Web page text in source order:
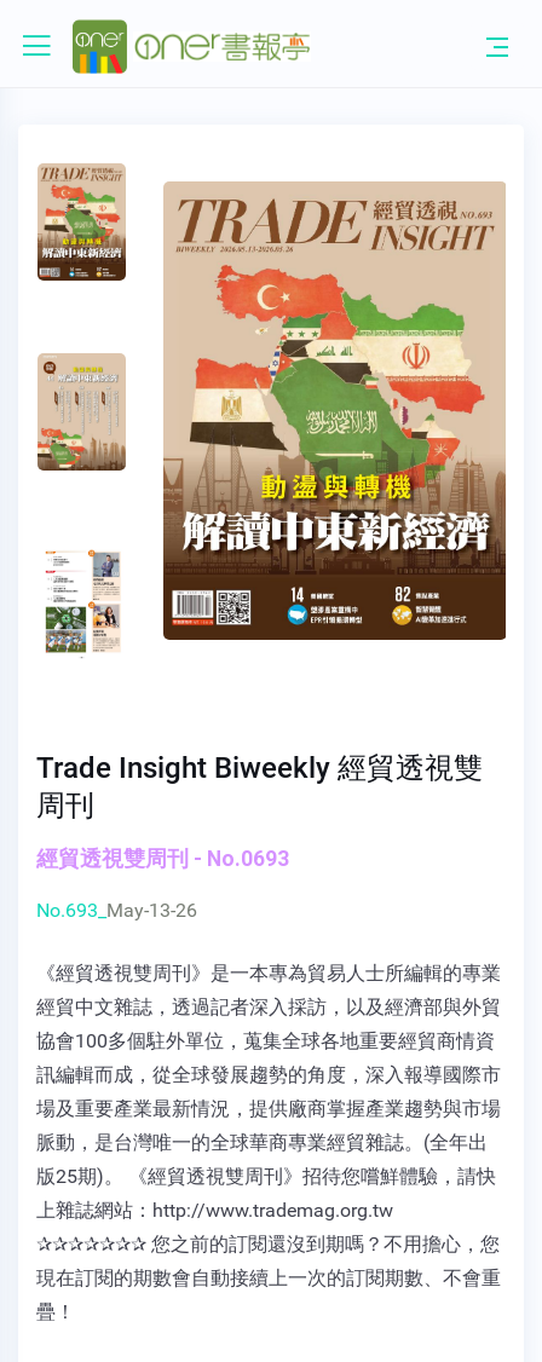
Trade Insight Biweekly 經貿透視雙
周刊
經貿透視雙周刊 - No.0693
No.693_ May-13-26
《經貿透視雙周刊》是一本專為貿易人士所編輯的專業
經貿中文雜誌，透過記者深入採訪，以及經濟部與外貿
協會100多個駐外單位，蒐集全球各地重要經貿商情資
訊編輯而成，從全球發展趨勢的角度，深入報導國際市
場及重要產業最新情況，提供廠商掌握產業趨勢與市場
脈動，是台灣唯一的全球華商專業經貿雜誌。(全年出
版25期)。 《經貿透視雙周刊》招待您嚐鮮體驗，請快
上雜誌網站：http://www.trademag.org.tw
✰✰✰✰✰✰✰ 您之前的訂閱還沒到期嗎？不用擔心，您
現在訂閱的期數會自動接續上一次的訂閱期數、不會重
疊！